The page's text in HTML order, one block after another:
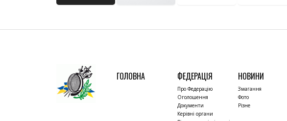
ГОЛОВНА ФЕДЕРАЦІЯ
Про Федерацію
Оголошення
Документи
Керівні органи
НОВИНИ
Змагання
Фото
Різне